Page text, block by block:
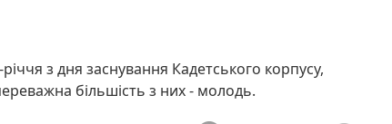
з дня заснування Кадетського корпусу,
більшість з них - молодь.